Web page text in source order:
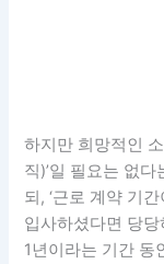
하지만 희망적인
직)’일 필요는 없
되, ‘근로 계약 기
입사하셨다면 당
1년이라는 기간 동